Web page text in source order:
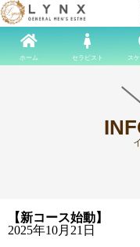
ホーム セラピスト ス
【新コース始動】
2025年10月21日